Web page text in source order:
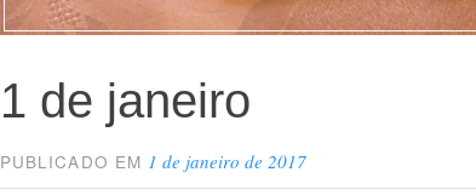
1 de janeiro
PUBLICADO EM 1 de janeiro de 2017